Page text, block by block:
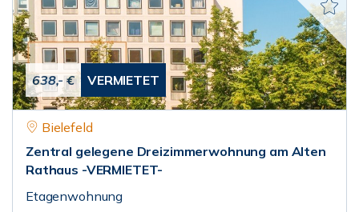
638,- € VERMIETET
Bielefeld
Zentral gelegene Dreizimmerwohnung am Alten
Rathaus -VERMIETET-
Etagenwohnung